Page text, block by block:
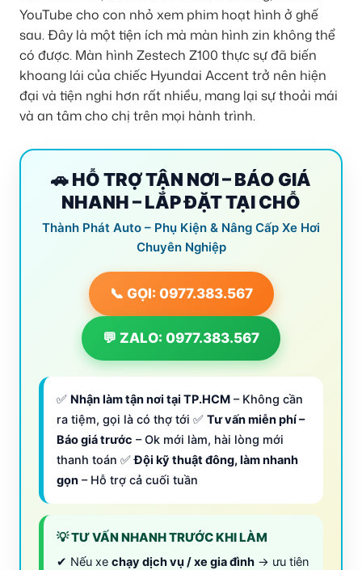
YouTube cho con nhỏ xem phim hoạt hình ở ghế
sau. Đây là một tiện ích mà màn hình zin không thể
có được. Màn hình Zestech Z100 thực sự đã biến
khoang lái của chiếc Hyundai Accent trở nên hiện
đại và tiện nghi hơn rất nhiều, mang lại sự thoải mái
và an tâm cho chị trên mọi hành trình.
🚗 HỖ TRỢ TẬN NƠI – BÁO GIÁ
NHANH – LẮP ĐẶT TẠI CHỖ
Thành Phát Auto – Phụ Kiện & Nâng Cấp Xe Hơi
Chuyên Nghiệp
📞 GỌI: 0977.383.567
💬 ZALO: 0977.383.567
✅ Nhận làm tận nơi tại TP.HCM – Không cần
ra tiệm, gọi là có thợ tới ✅ Tư vấn miễn phí –
Báo giá trước – Ok mới làm, hài lòng mới
thanh toán ✅Đội kỹ thuật đông, làm nhanh
gọn – Hỗ trợ cả cuối tuần
💡 TƯ VẤN NHANH TRƯỚC KHI LÀM
✔ Nếu xe chạy dịch vụ / xe gia đình → ưu tiên